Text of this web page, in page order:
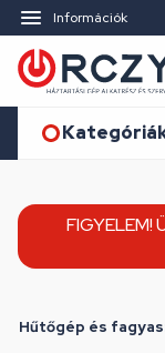
Információk
Hűtőgép és